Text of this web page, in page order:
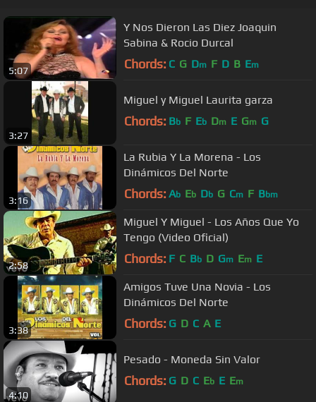
5:07
Y Nos Dieron Las Diez Joaquin
Sabina & Rocio Durcal
Chords: C G Dm F D B Em
3:27
Miguel y Miguel Laurita garza
Chords: Bb F Eb Dm E Gm G
3:16
La Rubia Y La Morena - Los
Dinámicos Del Norte
Chords: Ab Eb Db G Cm F Bbm
2:58
Miguel Y Miguel - Los Años Que Yo
Tengo (Video Oficial)
Chords: F C Bb D Gm Em E
3:38
Amigos Tuve Una Novia - Los
Dinámicos Del Norte
Chords: G D C A E
4:10
Pesado - Moneda Sin Valor
Chords: G D C Eb E Em